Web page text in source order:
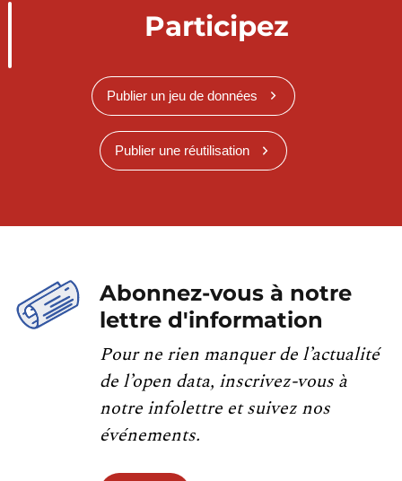
Participez
Publier un jeu de données
Publier une réutilisation
Abonnez-vous à notre
lettre d'information
Pour ne rien manquer de l’actualité
de l’open data, inscrivez-vous à
notre infolettre et suivez nos
événements.